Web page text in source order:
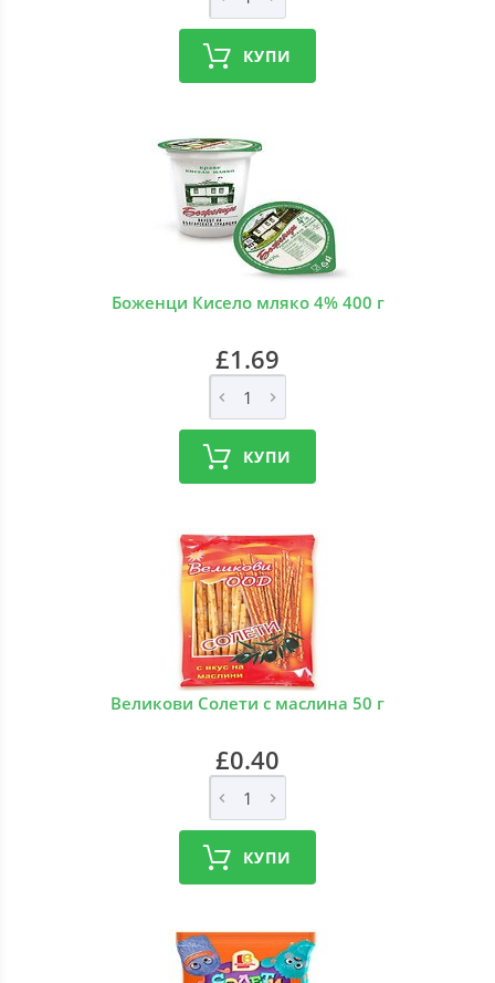
КУПИ
Боженци Кисело мляко 4% 400 г
£1.69
КУПИ
Великови Солети с маслина 50 г
£0.40
КУПИ